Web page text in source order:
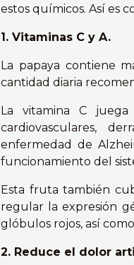
estos químicos. Así es
1. Vitaminas C y A.
La papaya contiene
cantidad diaria
La vitamina C
cardiovasculares,
enfermedad de
funcionamiento del
Esta fruta también
regular la expresión
glóbulos rojos, así
2. Reduce el dolor